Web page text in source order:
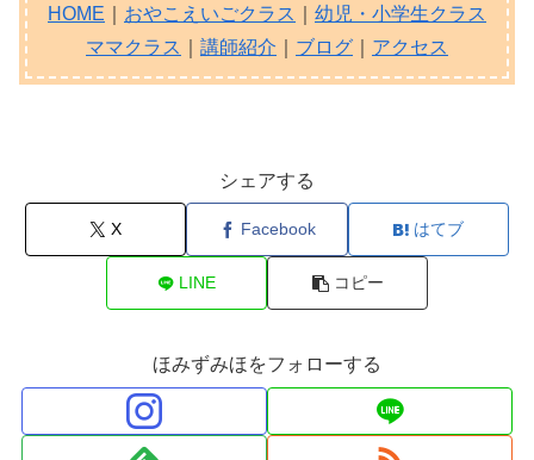
HOME おやこえいごクラス
幼児・小学生クラス
ママクラス
講師紹介 ブログ アクセス
シェアする
X Facebook はてブ
LINE コピー
ほみずみほをフォローする